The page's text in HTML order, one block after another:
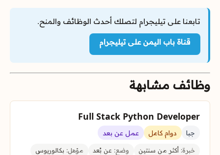
تابعنا على تيليجرام لتصلك أحدث الوظائف والمنح.
قناة باب اليمن على تيليجرام
وظائف مشابهة
Full Stack Python Developer
جبا دوام كامل عمل عن بعد
خبرة: أكثر من سنتين وضع: عن بُعد مؤهل: بكالوريوس